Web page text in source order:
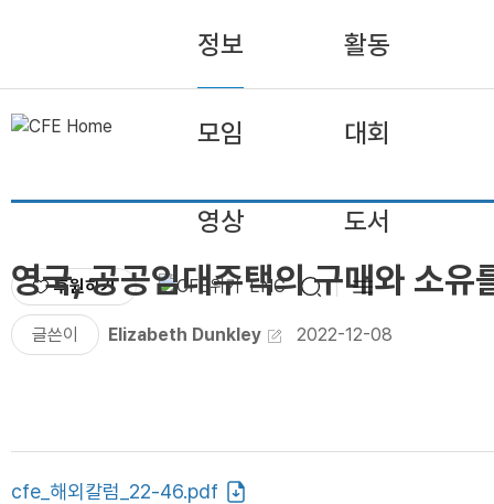
정보 활동
모임 대회
영상 도서
후원하기 ENG
영국, 공공임대주택의 구매와 소유
글쓴이 Elizabeth Dunkley 2022-12-08
cfe_해외칼럼_22-46.pdf